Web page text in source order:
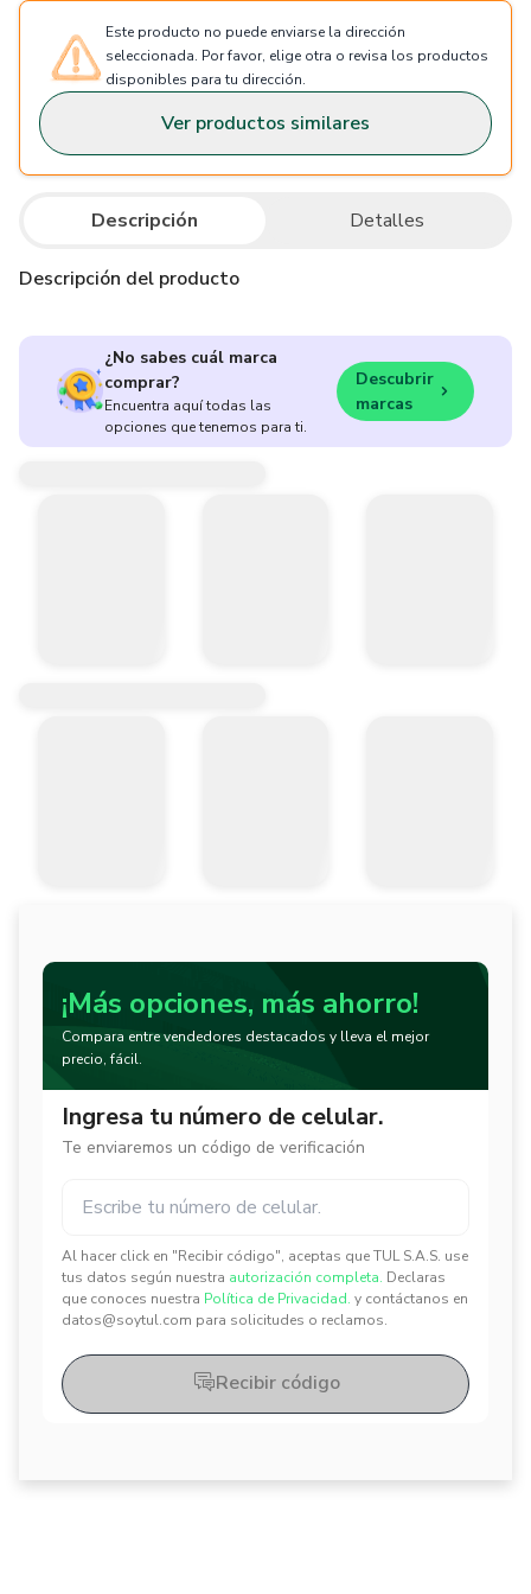
Este producto no puede enviarse la dirección
seleccionada. Por favor, elige otra o revisa los productos
disponibles para tu dirección.
Ver productos similares
Descripción Detalles
Descripción del producto
¿No sabes cuál marca
comprar?
Encuentra aquí todas las
opciones que tenemos para ti.
Descubrir
marcas
¡Más opciones, más ahorro!
Compara entre vendedores destacados y lleva el mejor
precio, fácil.
Ingresa tu número de celular.
Te enviaremos un código de verificación
Al hacer click en "Recibir código", aceptas que TUL S.A.S. use
tus datos según nuestra autorización completa. Declaras
que conoces nuestra Política de Privacidad. y contáctanos en
datos@soytul.com para solicitudes o reclamos.
✕
✕
Recibir código